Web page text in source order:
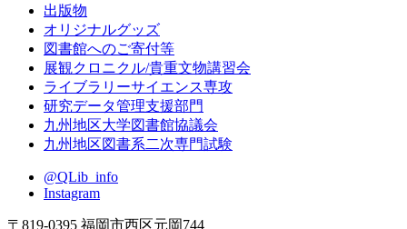
出版物
オリジナルグッズ
図書館へのご寄付等
展観クロニクル/貴重文物講習会
ライブラリーサイエンス専攻
研究データ管理支援部門
九州地区大学図書館協議会
九州地区図書系二次専門試験
@QLib_info
Instagram
〒819-0395 福岡市西区元岡744